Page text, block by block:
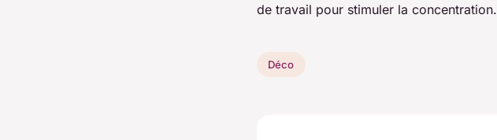
de travail pour stimuler la concentration.
Déco